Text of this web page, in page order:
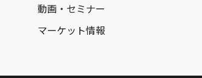
動画・セミナー
マーケット情報